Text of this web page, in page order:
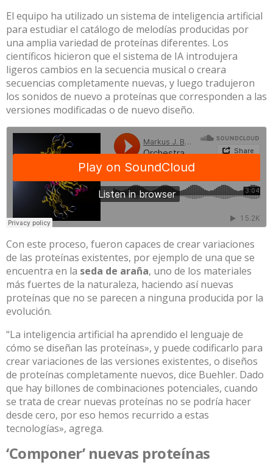
El equipo ha utilizado un sistema de inteligencia artificial
para estudiar el catálogo de melodías producidas por
una amplia variedad de proteínas diferentes. Los
científicos hicieron que el sistema de IA introdujera
ligeros cambios en la secuencia musical o creara
secuencias completamente nuevas, y luego tradujeron
los sonidos de nuevo a proteínas que corresponden a las
versiones modificadas o de nuevo diseño.
Con este proceso, fueron capaces de crear variaciones
de las proteínas existentes, por ejemplo de una que se
encuentra en la seda de araña, uno de los materiales
más fuertes de la naturaleza, haciendo así nuevas
proteínas que no se parecen a ninguna producida por la
evolución.
“La inteligencia artificial ha aprendido el lenguaje de
cómo se diseñan las proteínas», y puede codificarlo para
crear variaciones de las versiones existentes, o diseños
de proteínas completamente nuevos, dice Buehler. Dado
que hay billones de combinaciones potenciales, cuando
se trata de crear nuevas proteínas no se podría hacer
desde cero, por eso hemos recurrido a estas
tecnologías», agrega.
‘Componer’ nuevas proteínas